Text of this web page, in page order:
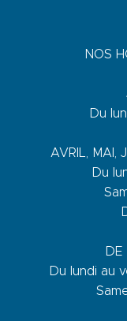
NOS
Du
AVRIL, MAI,
Du
Du lundi au